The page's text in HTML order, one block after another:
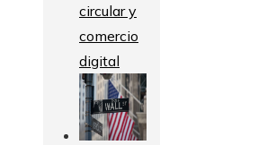
circular y
comercio
digital